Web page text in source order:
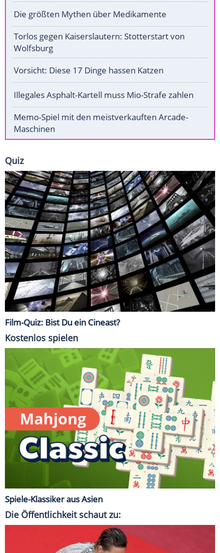
Die größten Mythen über Medikamente
Torlos gegen Kaiserslautern: Stotterstart von
Wolfsburg
Vorsicht: Diese 17 Dinge hassen Katzen
Illegales Asphalt-Kartell muss Mio-Strafe zahlen
Memo-Spiel mit den meistverkauften Arcade-
Maschinen
Quiz
Film-Quiz: Bist Du ein Cineast?
Kostenlos spielen
Spiele-Klassiker aus Asien
Die Öffentlichkeit schaut zu: